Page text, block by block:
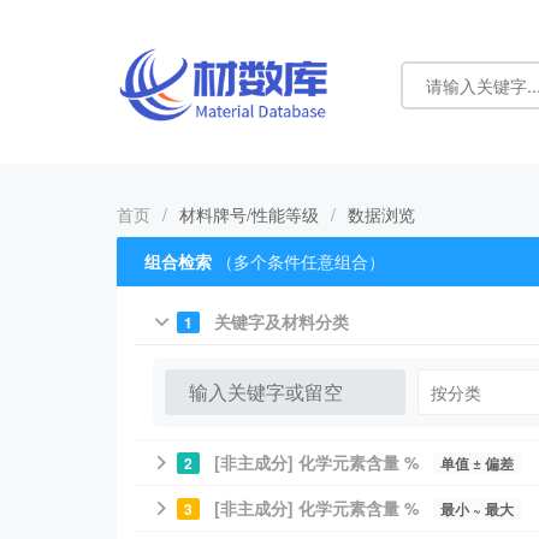
首页 / 材料牌号/性能等级 / 数据浏览
组合检索
（多个条件任意组合）
1 关键字及材料分类
2 [非主成分] 化学元素含量 % 单值 ± 偏差
3 [非主成分] 化学元素含量 % 最小 ~ 最大